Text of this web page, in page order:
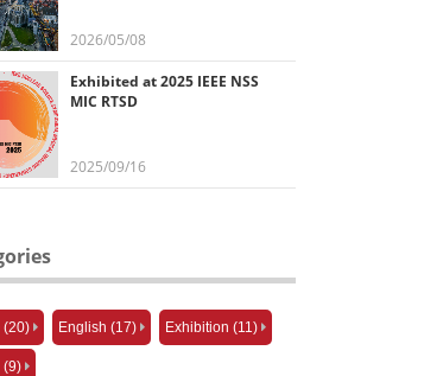
2026/05/08
Exhibited at 2025 IEEE NSS
MIC RTSD
2025/09/16
(20) English (17) Exhibition (11)
(9)